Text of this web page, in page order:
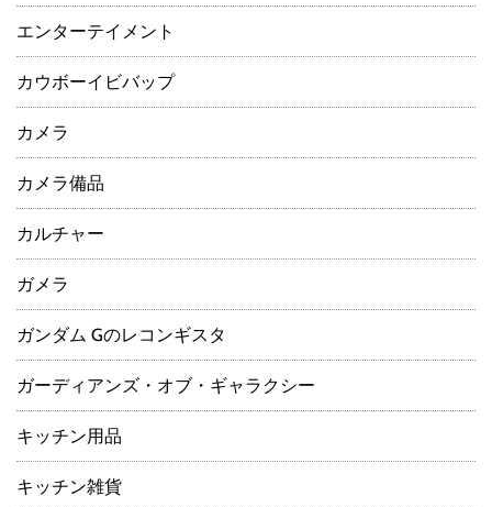
エンターテイメント
カウボーイビバップ
カメラ
カメラ備品
カルチャー
ガメラ
ガンダム Gのレコンギスタ
ガーディアンズ・オブ・ギャラクシー
キッチン用品
キッチン雑貨